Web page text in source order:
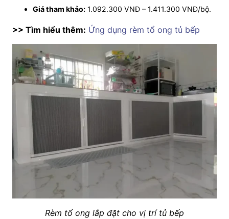
Giá tham khảo: 1.092.300 VNĐ – 1.411.300 VNĐ/bộ.
>> Tìm hiểu thêm: Ứng dụng rèm tổ ong tủ bếp
Rèm tổ ong lắp đặt cho vị trí tủ bếp